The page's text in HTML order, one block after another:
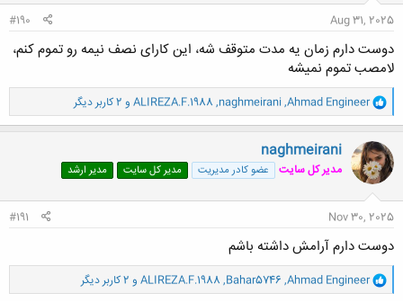
Aug 31, 2025
#190
دوست دارم زمان یه مدت متوقف شه، این کارای نصف نیمه رو تموم کنم،
لامصب تموم نمیشه
و
ا
ک
ن
ش
ه
ا
Ahmad Engineer
,
naghmeirani
,
ALIREZA.F.1988 و 2 کاربر دیگر
naghmeirani
مدیر کل سایت عضو کادر مدیریت مدیر کل سایت مدیر ارشد
Nov 30, 2025
#191
دوست دارم آرامش داشته باشم
و
ا
Ahmad Engineer
,
Bahar5746
,
ALIREZA.F.1988 و 2 کاربر دیگر